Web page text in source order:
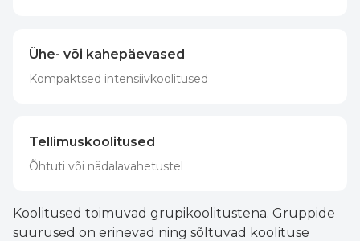
Ühe- või kahepäevased
Kompaktsed intensiivkoolitused
Tellimuskoolitused
Õhtuti või nädalavahetustel
Koolitused toimuvad grupikoolitustena. Gruppide
suurused on erinevad ning sõltuvad koolituse